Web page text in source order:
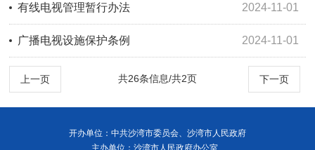
2024-11-01
有线电视管理暂行办法
2024-11-01
广播电视设施保护条例
上一页 下一页
共26条信息/共2页
开办单位：中共沙湾市委员会、沙湾市人民政府
主办单位：沙湾市人民政府办公室